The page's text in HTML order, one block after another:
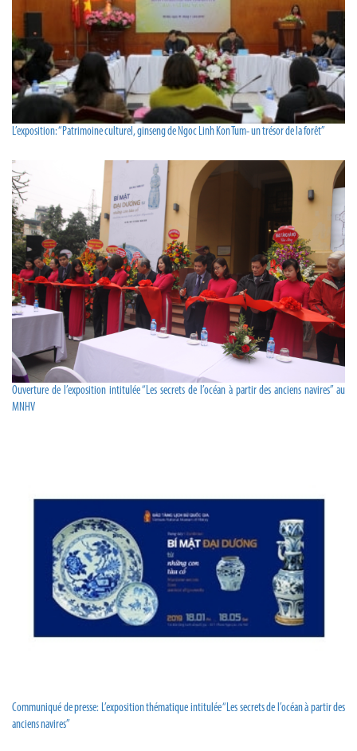
L’exposition: “Patrimoine culturel, ginseng de Ngoc Linh Kon Tum- un trésor de la forêt”
Ouverture de l’exposition intitulée “Les secrets de l’océan à partir des anciens navires” au
MNHV
Communiqué de presse: L’exposition thématique intitulée “Les secrets de l’océan à partir des
anciens navires”